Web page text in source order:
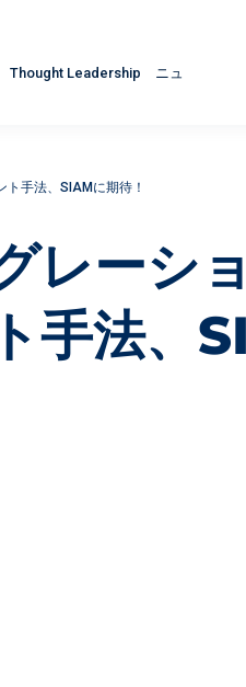
Thought Leadership
ニュ
手法、SIAMに期待！
レーシ
手法、